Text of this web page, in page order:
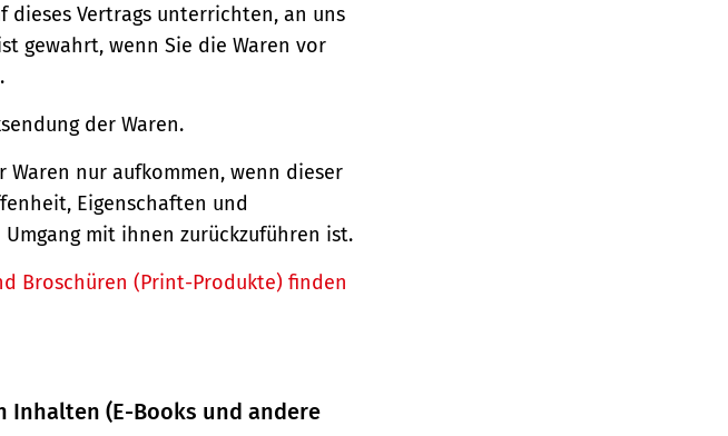
dieses Vertrags unterrichten, an uns
gewahrt, wenn Sie die Waren vor
der Waren.
nur aufkommen, wenn dieser
Eigenschaften und
mit ihnen zurückzuführen ist.
Broschüren (Print-Produkte) finden
(E-Books und andere